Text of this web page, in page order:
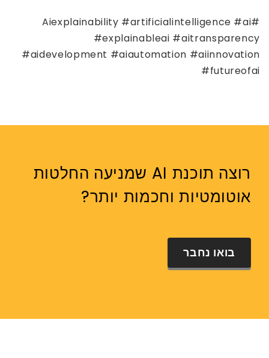
#Aiexplainability #artificialintelligence #ai
#explainableai #aitransparency
#aidevelopment #aiautomation #aiinnovation
#futureofai
רוצה תוכנת AI שמניעה החלטות
אוטומטיות וחכמות יותר?
בואו נחבר